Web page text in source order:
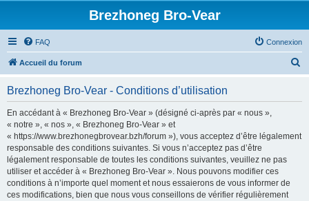
Brezhoneg Bro-Vear
FAQ Connexion
Accueil du forum
Brezhoneg Bro-Vear - Conditions d’utilisation
En accédant à « Brezhoneg Bro-Vear » (désigné ci-après par « nous »,
« notre », « nos », « Brezhoneg Bro-Vear » et
« https://www.brezhonegbrovear.bzh/forum »), vous acceptez d’être légalement
responsable des conditions suivantes. Si vous n’acceptez pas d’être
légalement responsable de toutes les conditions suivantes, veuillez ne pas
utiliser et accéder à « Brezhoneg Bro-Vear ». Nous pouvons modifier ces
conditions à n’importe quel moment et nous essaierons de vous informer de
ces modifications, bien que nous vous conseillons de vérifier régulièrement